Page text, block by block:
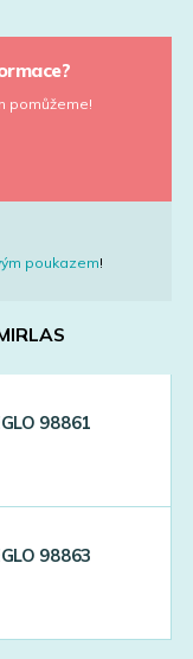
pomůžeme!
poukazem!
98861
98863